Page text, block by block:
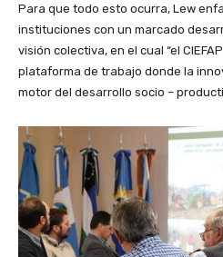
Para que todo esto ocurra, Lew
instituciones con un marcado
visión colectiva, en el cual “el
plataforma de trabajo donde la
motor del desarrollo socio –